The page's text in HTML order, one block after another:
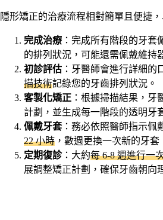
隱形矯正的治療流程相對簡單且便捷
完成治療 ：完成所有階段的牙套
的排列狀況，可能還需佩戴維持
初診評估 ：牙醫師會進行詳細的
描技術記錄您的牙齒排列狀況。
客製化矯正 ：根據掃描結果，牙
計劃，並生成每一階段的透明牙
佩戴牙套：務必依照醫師指示佩
22 小時 ，數週更換一次新的牙套
定期復診：大約每 6-8 週進行一
展調整矯正計劃，確保牙齒朝向